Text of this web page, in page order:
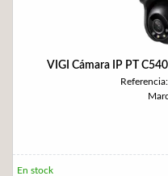
VIGI Cámara IP PT
En stock